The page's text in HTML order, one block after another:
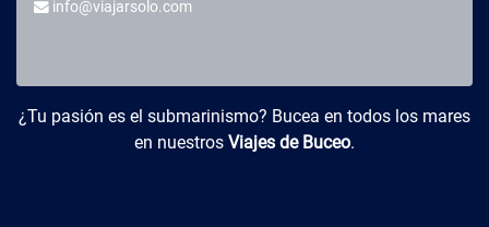
info@viajarsolo.com
Buceo y Viajes
¿Tu pasión es el submarinismo? Bucea en todos los mares
en nuestros Viajes de Buceo.